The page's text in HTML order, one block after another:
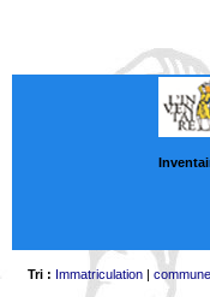
Tri : Immatriculation| commune